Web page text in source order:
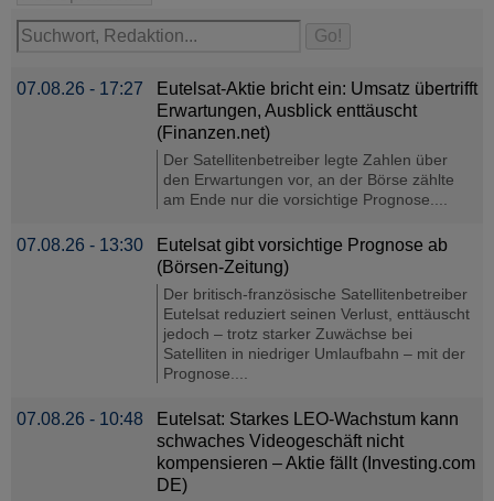
07.08.26 - 17:27
Eutelsat-Aktie bricht ein: Umsatz übertrifft
Erwartungen, Ausblick enttäuscht
(Finanzen.net)
Der Satellitenbetreiber legte Zahlen über
den Erwartungen vor, an der Börse zählte
am Ende nur die vorsichtige Prognose....
07.08.26 - 13:30
Eutelsat gibt vorsichtige Prognose ab
(Börsen-Zeitung)
Der britisch-französische Satellitenbetreiber
Eutelsat reduziert seinen Verlust, enttäuscht
jedoch – trotz starker Zuwächse bei
Satelliten in niedriger Umlaufbahn – mit der
Prognose....
07.08.26 - 10:48
Eutelsat: Starkes LEO-Wachstum kann
schwaches Videogeschäft nicht
kompensieren – Aktie fällt (Investing.com
DE)